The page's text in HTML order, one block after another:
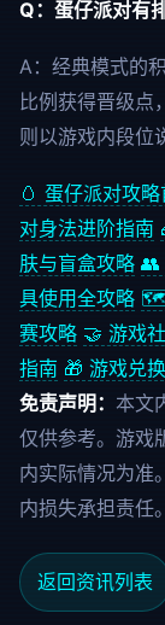
Q：蛋仔派对有
A：经典模式的
比例获得晋级点
则以游戏内段位
🥚 蛋仔派对攻略
对身法进阶指南
肤与盲盒攻略 👥
具使用全攻略 🗺️
赛攻略 🤝 游戏
指南 🎁 游戏兑
免责声明： 本文
仅供参考。游戏
内实际情况为准
内损失承担责任。
返回资讯列表